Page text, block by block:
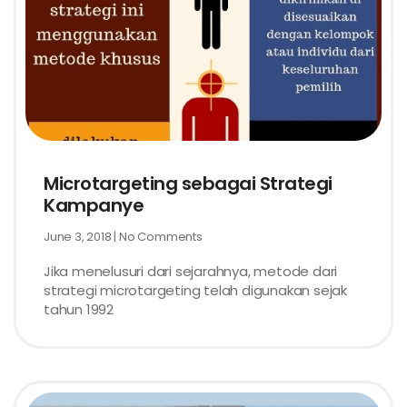
Microtargeting sebagai Strategi
Kampanye
June 3, 2018 No Comments
Jika menelusuri dari sejarahnya, metode dari
strategi microtargeting telah digunakan sejak
tahun 1992